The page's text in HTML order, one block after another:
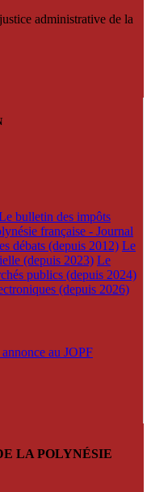
administrative de la
bulletin des impôts
française - Journal
débats (depuis 2012) Le
(depuis 2023) Le
publics (depuis 2024)
(depuis 2026)
au JOPF
LA POLYNÉSIE